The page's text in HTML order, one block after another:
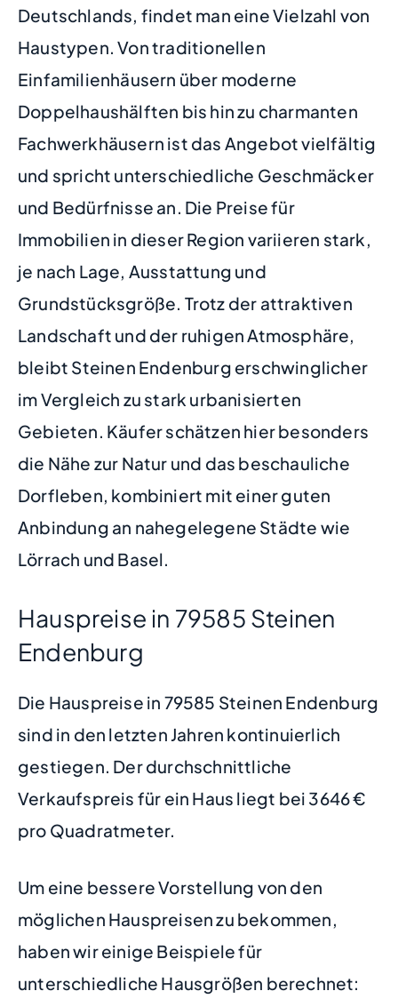
Deutschlands, findet man eine Vielzahl von
Haustypen. Von traditionellen
Einfamilienhäusern über moderne
Doppelhaushälften bis hin zu charmanten
Fachwerkhäusern ist das Angebot vielfältig
und spricht unterschiedliche Geschmäcker
und Bedürfnisse an. Die Preise für
Immobilien in dieser Region variieren stark,
je nach Lage, Ausstattung und
Grundstücksgröße. Trotz der attraktiven
Landschaft und der ruhigen Atmosphäre,
bleibt Steinen Endenburg erschwinglicher
im Vergleich zu stark urbanisierten
Gebieten. Käufer schätzen hier besonders
die Nähe zur Natur und das beschauliche
Dorfleben, kombiniert mit einer guten
Anbindung an nahegelegene Städte wie
Lörrach und Basel.
Hauspreise in 79585 Steinen
Endenburg
Die Hauspreise in 79585 Steinen Endenburg
sind in den letzten Jahren kontinuierlich
gestiegen. Der durchschnittliche
Verkaufspreis für ein Haus liegt bei 3646 €
pro Quadratmeter.
Um eine bessere Vorstellung von den
möglichen Hauspreisen zu bekommen,
haben wir einige Beispiele für
unterschiedliche Hausgrößen berechnet: